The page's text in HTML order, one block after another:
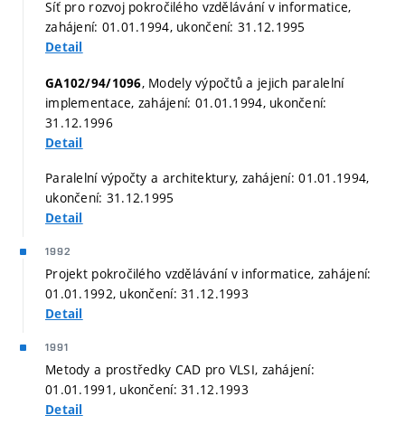
Síť pro rozvoj pokročilého vzdělávání v informatice,
zahájení: 01.01.1994, ukončení: 31.12.1995
Detail
GA102/94/1096, Modely výpočtů a jejich paralelní
implementace, zahájení: 01.01.1994, ukončení:
31.12.1996
Detail
Paralelní výpočty a architektury, zahájení: 01.01.1994,
ukončení: 31.12.1995
Detail
1992
Projekt pokročilého vzdělávání v informatice, zahájení:
01.01.1992, ukončení: 31.12.1993
Detail
1991
Metody a prostředky CAD pro VLSI, zahájení:
01.01.1991, ukončení: 31.12.1993
Detail